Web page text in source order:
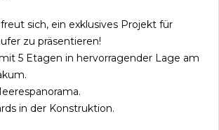
sich, ein exklusives Projekt für
zu präsentieren!
5 Etagen in hervorragender Lage am
in der Konstruktion.